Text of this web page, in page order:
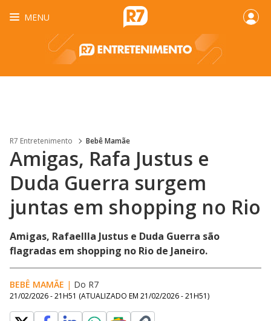
MENU
R7 Entretenimento Bebê Mamãe
Amigas, Rafa Justus e
Duda Guerra surgem
juntas em shopping no Rio
Amigas, Rafaellla Justus e Duda Guerra são
flagradas em shopping no Rio de Janeiro.
BEBÊ MAMÃE | Do R7
21/02/2026 - 21H51 (ATUALIZADO EM 21/02/2026 - 21H51)